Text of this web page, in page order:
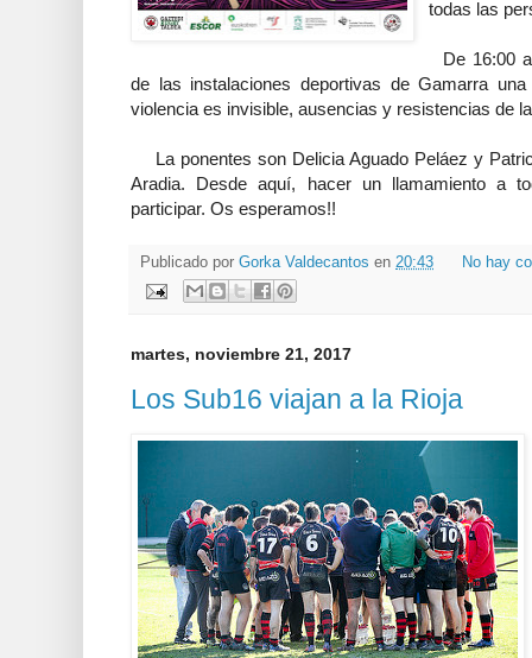
todas las
De 16:00
de las instalaciones deportivas de Gamarra
violencia es invisible, ausencias y resistencias de
La ponentes son Delicia Aguado Peláez y
Aradia. Desde aquí, hacer un llamamiento a
participar. Os esperamos!!
Publicado por Gorka Valdecantos en 20:43 No hay
martes, noviembre 21, 2017
Los Sub16 viajan a la Rioja